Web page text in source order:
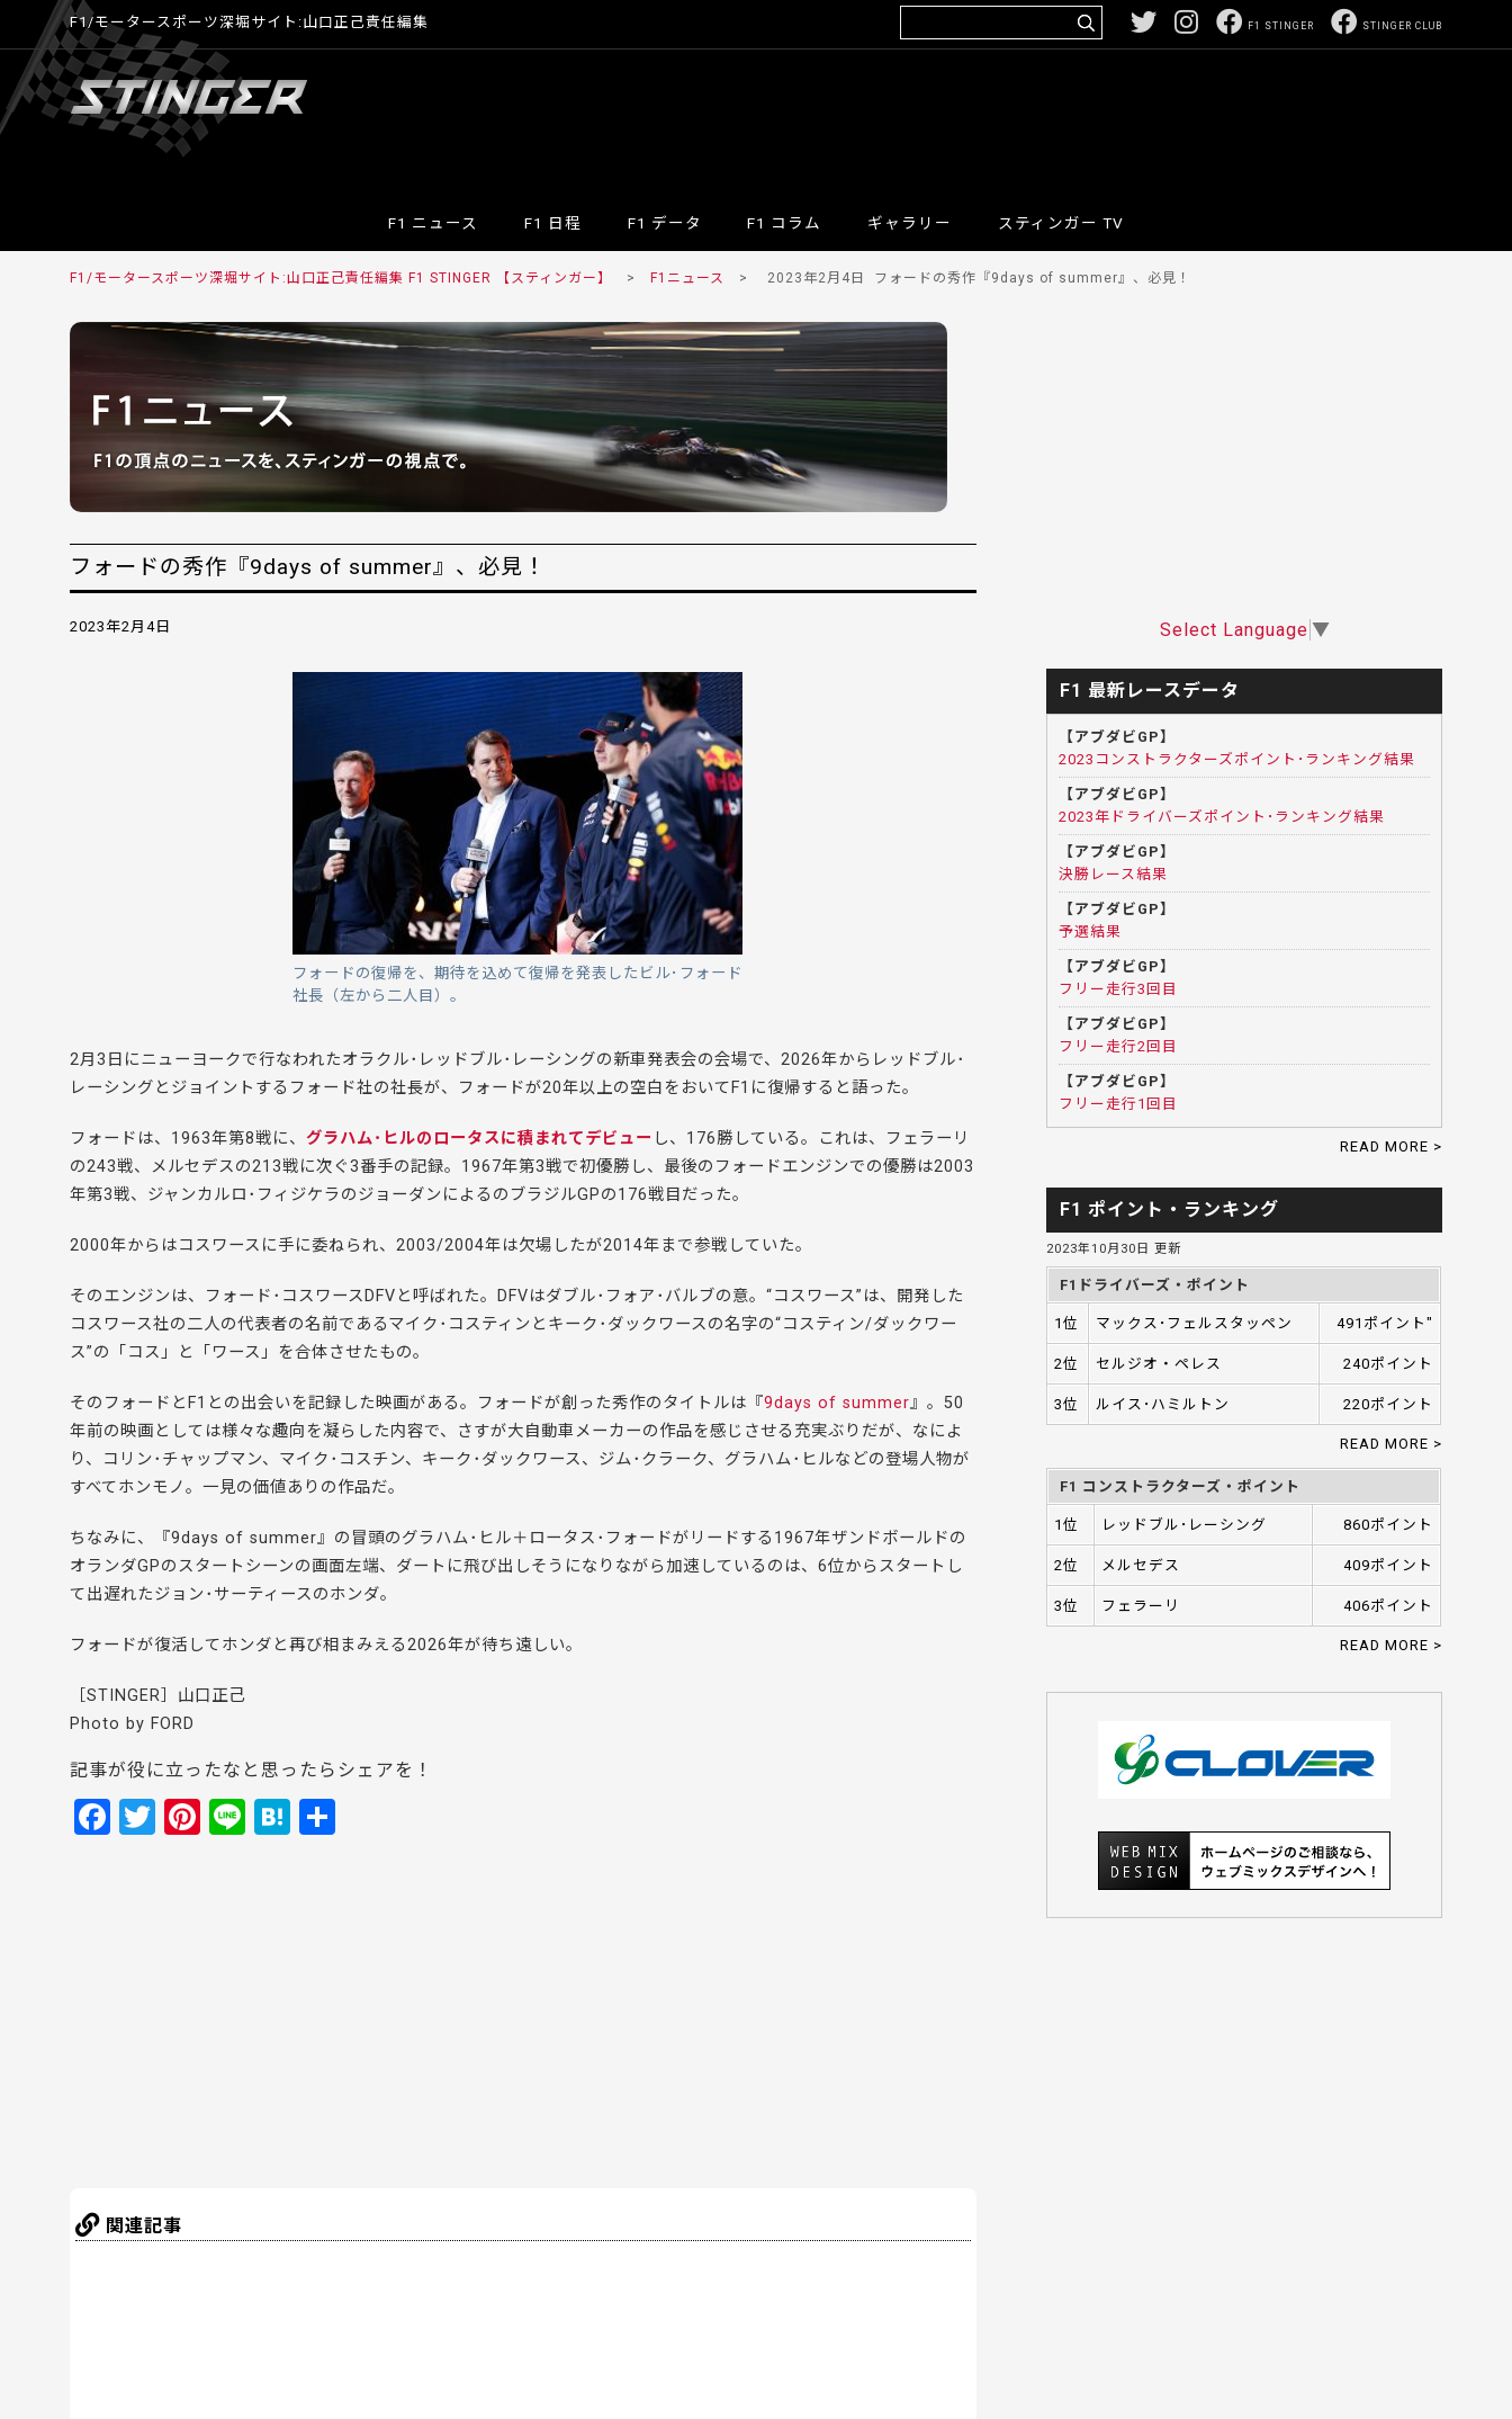
F1/モータースポーツ深堀サイト:山口正己責任編集 STINGER CLUB
F1 STINGER
F1 ニュース F1 日程 F1 データ F1 コラム ギャラリー スティンガー TV
F1/モータースポーツ深堀サイト:山口正己責任編集 F1 STINGER 【スティンガー】 > F1ニュース > 2023年2月4日 フォードの秀作『9days of summer』、必見！
フォードの秀作『9days of summer』、必見！
2023年2月4日
フォードの復帰を、期待を込めて復帰を発表したビル･フォード
社長（左から二人目）。
2月3日にニューヨークで行なわれたオラクル･レッドブル･レーシングの新車発表会の会場で、2026年からレッドブル･
レーシングとジョイントするフォード社の社長が、フォードが20年以上の空白をおいてF1に復帰すると語った。
フォードは、1963年第8戦に、 グラハム･ヒルのロータスに積まれてデビュー し、176勝している。これは、フェラーリ
の243戦、メルセデスの213戦に次ぐ3番手の記録。1967年第3戦で初優勝し、最後のフォードエンジンでの優勝は2003
年第3戦、ジャンカルロ･フィジケラのジョーダンによるのブラジルGPの176戦目だった。
2000年からはコスワースに手に委ねられ、2003/2004年は欠場したが2014年まで参戦していた。
そのエンジンは、フォード･コスワースDFVと呼ばれた。DFVはダブル･フォア･バルブの意。“コスワース”は、開発した
コスワース社の二人の代表者の名前であるマイク･コスティンとキーク･ダックワースの名字の“コスティン/ダックワー
ス”の「コス」と「ワース」を合体させたもの。
そのフォードとF1との出会いを記録した映画がある。フォードが創った秀作のタイトルは『9days of summer』。50
年前の映画としては様々な趣向を凝らした内容で、さすが大自動車メーカーの作品を感じさせる充実ぶりだが、なによ
り、コリン･チャップマン、マイク･コスチン、キーク･ダックワース、ジム･クラーク、グラハム･ヒルなどの登場人物が
すべてホンモノ。一見の価値ありの作品だ。
ちなみに、『9days of summer』の冒頭のグラハム･ヒル＋ロータス･フォードがリードする1967年ザンドボールドの
オランダGPのスタートシーンの画面左端、ダートに飛び出しそうになりながら加速しているのは、6位からスタートし
て出遅れたジョン･サーティースのホンダ。
フォードが復活してホンダと再び相まみえる2026年が待ち遠しい。
［STINGER］山口正己
Photo by FORD
記事が役に立ったなと思ったらシェアを！
F
T
Pi Li H
関連記事
Select Language ▼
F1 最新レースデータ
【アブダビGP】
2023コンストラクターズポイント･ランキング結果
【アブダビGP】
2023年ドライバーズポイント･ランキング結果
【アブダビGP】
決勝レース結果
【アブダビGP】
予選結果
【アブダビGP】
フリー走行3回目
【アブダビGP】
フリー走行2回目
【アブダビGP】
フリー走行1回目
READ MORE >
F1 ポイント・ランキング
2023年10月30日 更新
F1ドライバーズ・ポイント
1位 マックス･フェルスタッペン 491ポイント"
2位 セルジオ・ペレス 240ポイント
3位 ルイス･ハミルトン 220ポイント
READ MORE >
F1 コンストラクターズ・ポイント
1位 レッドブル･レーシング 860ポイント
2位 メルセデス 409ポイント
3位 フェラーリ 406ポイント
READ MORE >